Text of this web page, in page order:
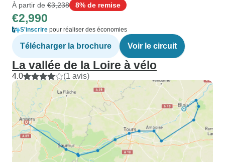
À partir de €3,238 8% de remise
€2,990
S'inscrire pour réaliser des économies
Télécharger la brochure Voir le circuit
La vallée de la Loire à vélo
4.0 (1 avis)